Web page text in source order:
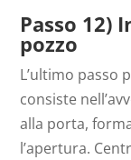
Passo 12)
pozzo
L’ultimo passo
consiste
alla porta,
l’apertura.